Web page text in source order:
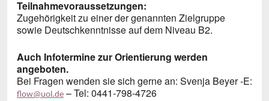
Teilnahmevoraussetzungen:
Zugehörigkeit zu einer der genannten Zielgruppe
sowie Deutschkenntnisse auf dem Niveau B2.
Auch Infotermine zur Orientierung werden
angeboten.
Bei Fragen wenden sie sich gerne an: Svenja Beyer -E:
flow@uol.de – Tel: 0441-798-4726